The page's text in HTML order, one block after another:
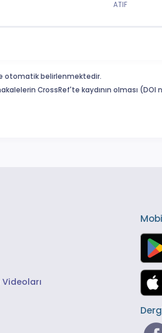
ATIF
otomatik belirlenmektedir.
CrossRef'te kaydının olması (DOI